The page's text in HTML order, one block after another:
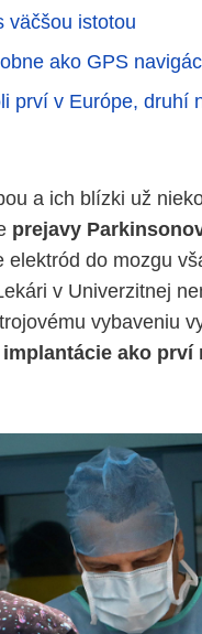
väčšou istotou
ako GPS
prví v Európe, druhí
a ich blízki už
prejavy
elektród do mozgu
v Univerzitnej
vybaveniu
ako prví